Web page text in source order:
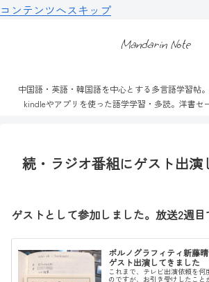
コンテンツへスキップ
Mandarin Note
中国語・英語・韓国語を中心とする多言語学習帖
kindleやアプリを使った語学学習・多読。洋書セ
続・ラジオ番組にゲスト出演
ゲストとして参加しました。放送2週目
ポルノグラフィティ新藤
ゲスト出演してきました
これまで、テレビ出演依頼を何
のですが、お引き受けしたこと